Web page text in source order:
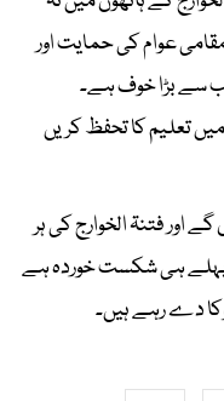
عوام کی حمایت اور
سے بڑا خوف ہے۔
تعلیم کا تحفظ کریں
اور فتنۃ الخوارج کی ہر
پہلے ہی شکست خوردہ ہے
دے رہے ہیں۔